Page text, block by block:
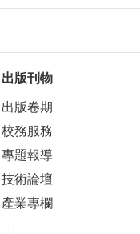
出版刊物
出版卷期
校務服務
專題報導
技術論壇
產業專欄